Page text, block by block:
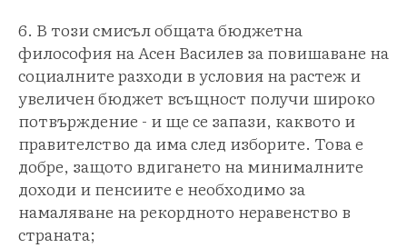
6. В този смисъл общата бюджетна
философия на Асен Василев за повишаване на
социалните разходи в условия на растеж и
увеличен бюджет всъщност получи широко
потвърждение - и ще се запази, каквото и
правителство да има след изборите. Това е
добре, защото вдигането на минималните
доходи и пенсиите е необходимо за
намаляване на рекордното неравенство в
страната;